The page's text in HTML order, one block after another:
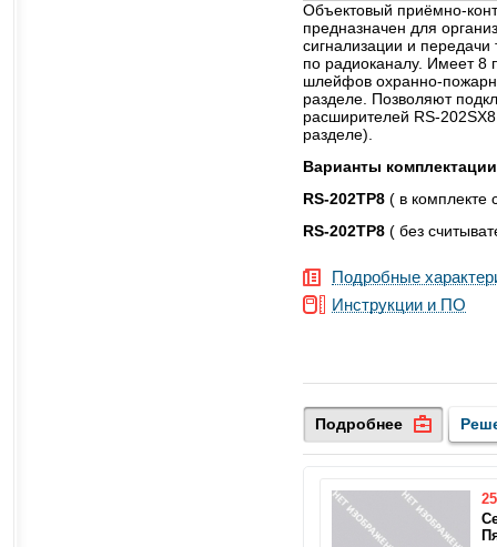
Объектовый приёмно-
предназначен для
сигнализации и
по радиоканалу. Имеет
шлейфов охранно-
разделе. Позволяют
расширителей RS-
разделе).
Варианты
RS-202TP8 ( в комплекте
RS-202TP8 ( без
Подробные
Инструкции и ПО
Подробнее